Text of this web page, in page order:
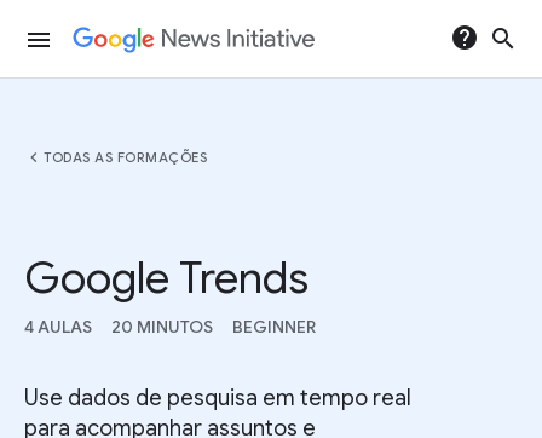
menu help search
chevron_left TODAS AS FORMAÇÕES
Google Trends
4 AULAS 20 MINUTOS BEGINNER
Use dados de pesquisa em tempo real
para acompanhar assuntos e